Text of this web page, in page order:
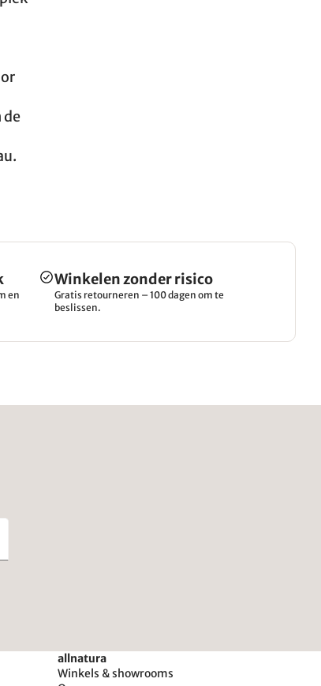
de
en
Winkelen zonder risico
Gratis retourneren – 100 dagen om te
beslissen.
allnatura
Winkels & showrooms